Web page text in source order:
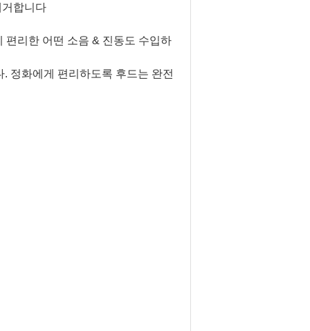
합니다
편리한 어떤 소음 & 진동도 수입하
정화에게 편리하도록 후드는 완전